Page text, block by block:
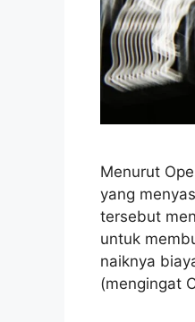
Menurut
yang
tersebut
untuk
naiknya
(mengingat